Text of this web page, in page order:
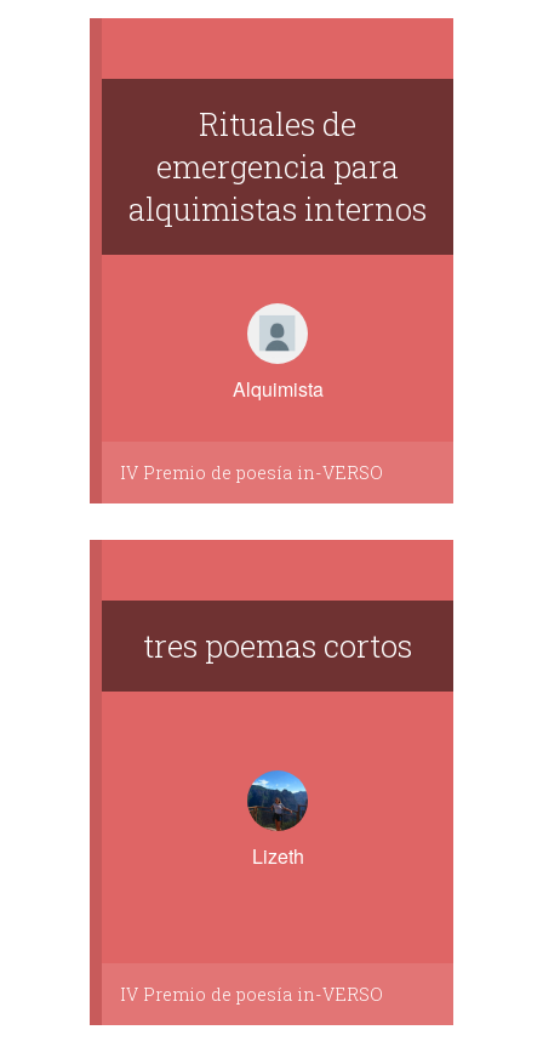
Rituales de
emergencia para
alquimistas internos
Alquimista
IV Premio de poesía in-VERSO
tres poemas cortos
Lizeth
IV Premio de poesía in-VERSO